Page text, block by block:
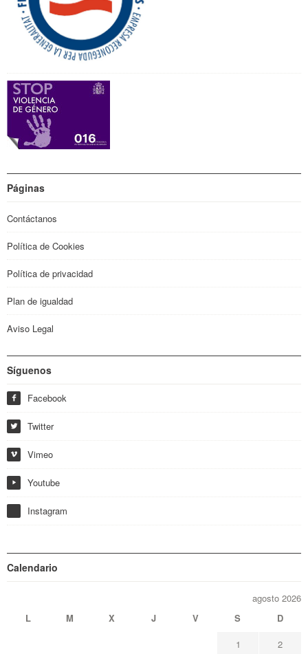
Páginas
Contáctanos
Política de Cookies
Política de privacidad
Plan de igualdad
Aviso Legal
Síguenos
f Facebook
w Twitter
i Vimeo
y Youtube
Instagram
Calendario
agosto 2026
L
M X J V S
D
1
2